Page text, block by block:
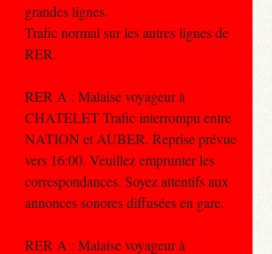
grandes lignes.
Trafic normal sur les autres lignes de
RER.
RER A : Malaise voyageur à
CHATELET Trafic interrompu entre
NATION et AUBER. Reprise prévue
vers 16:00. Veuillez emprunter les
correspondances. Soyez attentifs aux
annonces sonores diffusées en gare.
RER A : Malaise voyageur à